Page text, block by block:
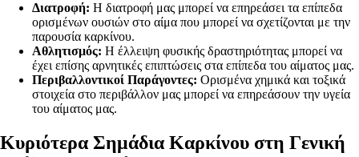
Διατροφή: Η διατροφή μας μπορεί να επηρεάσει τα επίπεδα
ορισμένων ουσιών στο αίμα που μπορεί να σχετίζονται με την
παρουσία καρκίνου.
Αθλητισμός: Η έλλειψη φυσικής δραστηριότητας μπορεί να
έχει επίσης αρνητικές επιπτώσεις στα επίπεδα του αίματος μας.
Περιβαλλοντικοί Παράγοντες: Ορισμένα χημικά και τοξικά
στοιχεία στο περιβάλλον μας μπορεί να επηρεάσουν την υγεία
του αίματος μας.
Κυριότερα Σημάδια Καρκίνου στη Γενική